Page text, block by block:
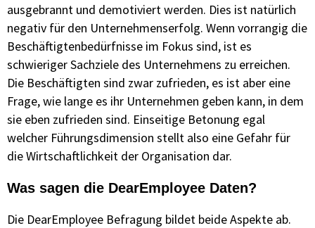
ausgebrannt und demotiviert werden. Dies ist natürlich
negativ für den Unternehmenserfolg. Wenn vorrangig die
Beschäftigtenbedürfnisse im Fokus sind, ist es
schwieriger Sachziele des Unternehmens zu erreichen.
Die Beschäftigten sind zwar zufrieden, es ist aber eine
Frage, wie lange es ihr Unternehmen geben kann, in dem
sie eben zufrieden sind. Einseitige Betonung egal
welcher Führungsdimension stellt also eine Gefahr für
die Wirtschaftlichkeit der Organisation dar.
Was sagen die DearEmployee Daten?
Die DearEmployee Befragung bildet beide Aspekte ab.